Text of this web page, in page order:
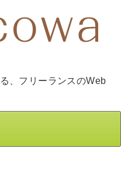
、フリーランスのWeb